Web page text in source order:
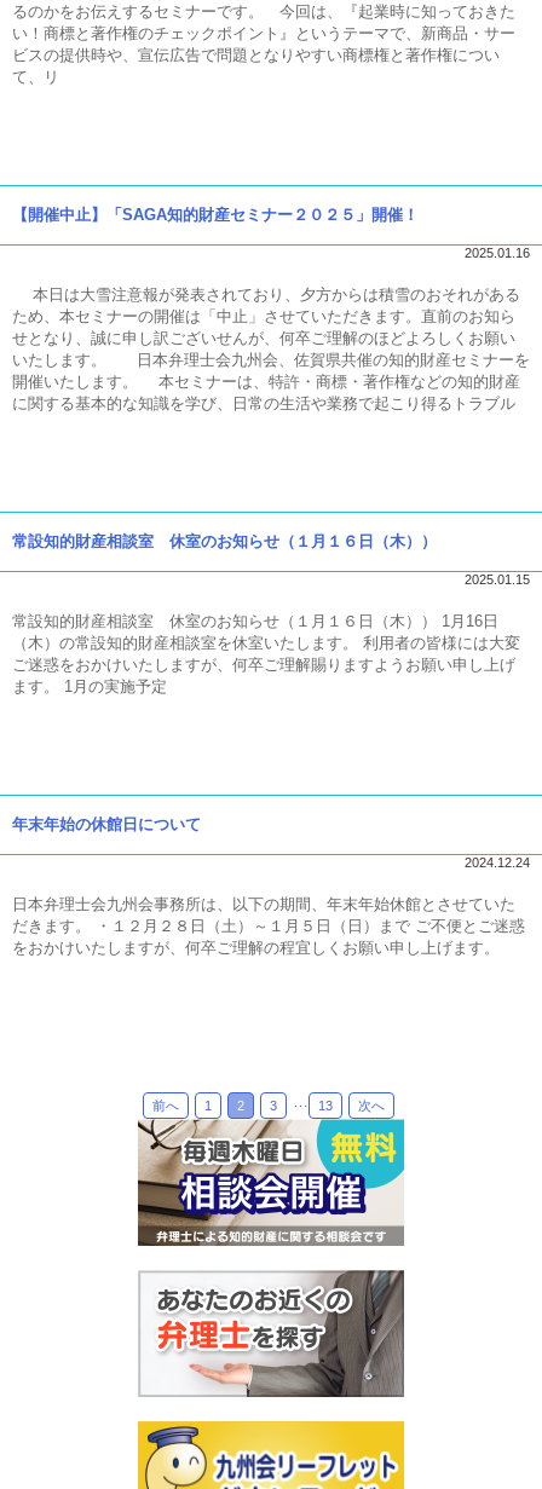
るのかをお伝えするセミナーです。 今回は、『起業時に知っておきた
い！商標と著作権のチェックポイント』というテーマで、新商品・サー
ビスの提供時や、宣伝広告で問題となりやすい商標権と著作権につい
て、リ
【開催中止】「SAGA知的財産セミナー２０２５」開催！
2025.01.16
本日は大雪注意報が発表されており、夕方からは積雪のおそれがある
ため、本セミナーの開催は「中止」させていただきます。直前のお知ら
せとなり、誠に申し訳ございせんが、何卒ご理解のほどよろしくお願い
いたします。 日本弁理士会九州会、佐賀県共催の知的財産セミナーを
開催いたします。 本セミナーは、特許・商標・著作権などの知的財産
に関する基本的な知識を学び、日常の生活や業務で起こり得るトラブル
常設知的財産相談室 休室のお知らせ（１月１６日（木））
2025.01.15
常設知的財産相談室 休室のお知らせ（１月１６日（木）） 1月16日
（木）の常設知的財産相談室を休室いたします。 利用者の皆様には大変
ご迷惑をおかけいたしますが、何卒ご理解賜りますようお願い申し上げ
ます。 1月の実施予定
年末年始の休館日について
2024.12.24
日本弁理士会九州会事務所は、以下の期間、年末年始休館とさせていた
だきます。 ・１２月２８日（土）～１月５日（日）まで ご不便とご迷惑
をおかけいたしますが、何卒ご理解の程宜しくお願い申し上げます。
前へ 1 2 3 13 次へ